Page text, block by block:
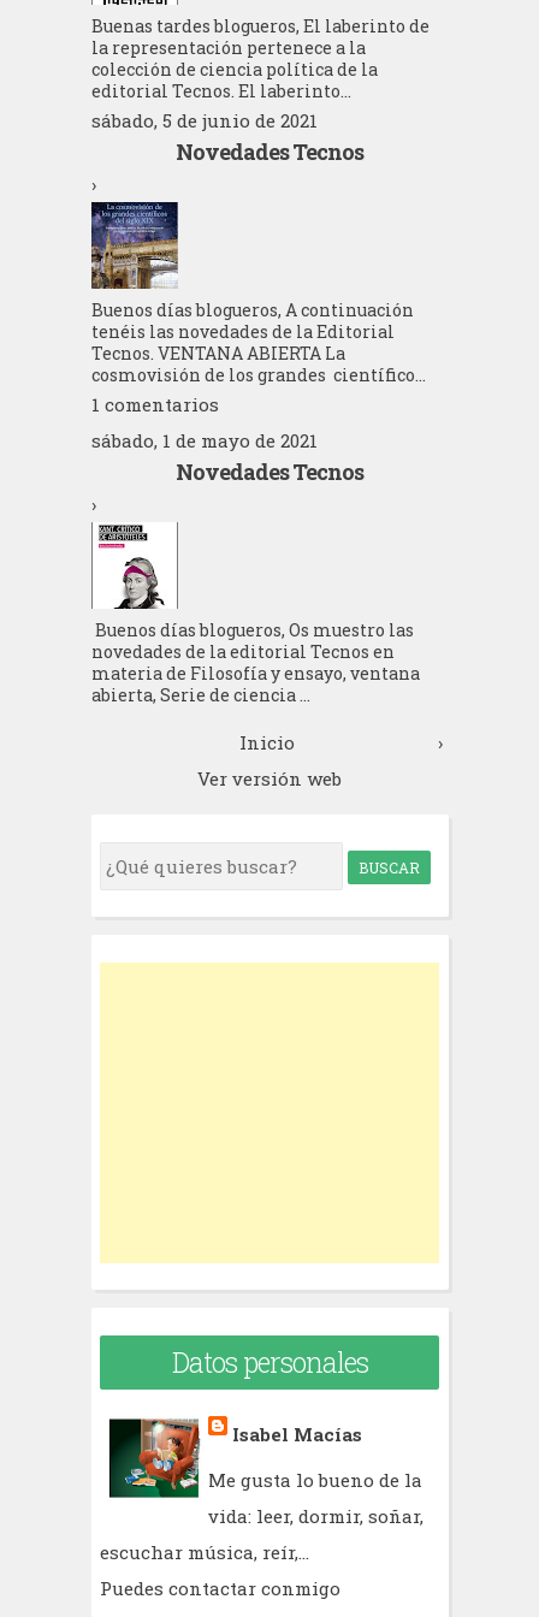
Buenas tardes blogueros, El laberinto de
la representación pertenece a la
colección de ciencia política de la
editorial Tecnos. El laberinto...
sábado, 5 de junio de 2021
Novedades Tecnos
›
Buenos días blogueros, A continuación
tenéis las novedades de la Editorial
Tecnos. VENTANA ABIERTA La
cosmovisión de los grandes científico...
1 comentarios
sábado, 1 de mayo de 2021
Novedades Tecnos
›
Buenos días blogueros, Os muestro las
novedades de la editorial Tecnos en
materia de Filosofía y ensayo, ventana
abierta, Serie de ciencia ...
›
Inicio
Ver versión web
S
e
r
Datos personales
Isabel Macías
Me gusta lo bueno de la
vida: leer, dormir, soñar,
escuchar música, reír,...
Puedes contactar conmigo